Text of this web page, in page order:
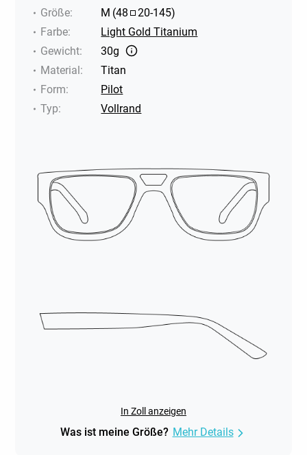
Größe: M (48 20-145)
Farbe:
Light Gold Titanium
Gewicht:
30g
Material:
Titan
Form:
Pilot
Typ: Vollrand
In Zoll anzeigen
Was ist meine Größe? Mehr Details